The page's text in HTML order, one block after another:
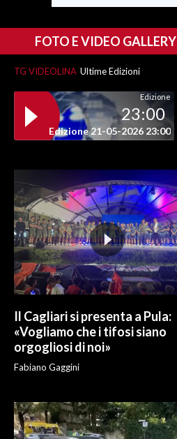
FOTO E VIDEO GALLERY
TG VIDEOLINA Ultime Edizioni
Edizione
23:00
Edizione 21-05-2026 23:00
Il Cagliari si presenta a Pula:
«Vogliamo che i tifosi siano
orgogliosi di noi»
Fabiano Gaggini